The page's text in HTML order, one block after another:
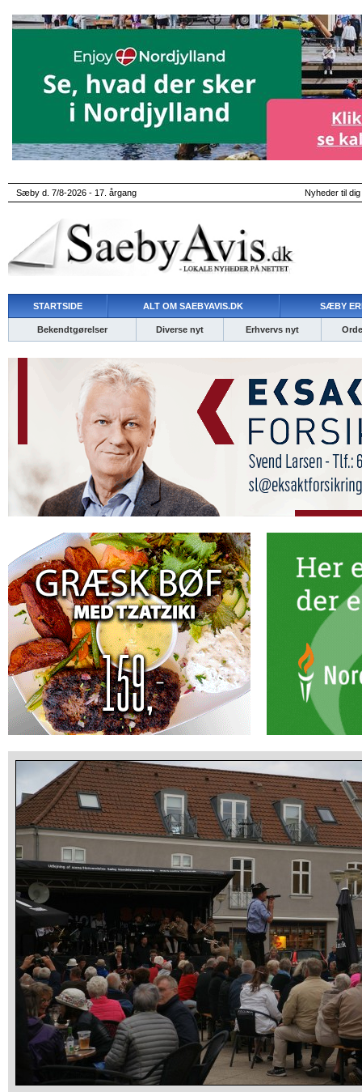
Sæby d. 7/8-2026 - 17. årgang Nyheder til
STARTSIDE ALT OM SAEBYAVIS.DK SÆBY
Bekendtgørelser Diverse nyt Erhvervs nyt